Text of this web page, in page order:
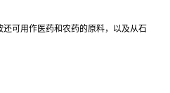
可用作医药和农药的原料，以及从石